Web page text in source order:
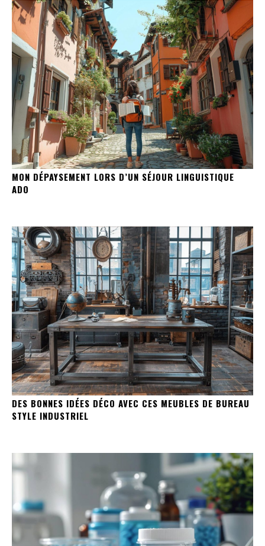
MON DÉPAYSEMENT LORS D’UN SÉJOUR LINGUISTIQUE
ADO
DES BONNES IDÉES DÉCO AVEC CES MEUBLES DE BUREAU
STYLE INDUSTRIEL